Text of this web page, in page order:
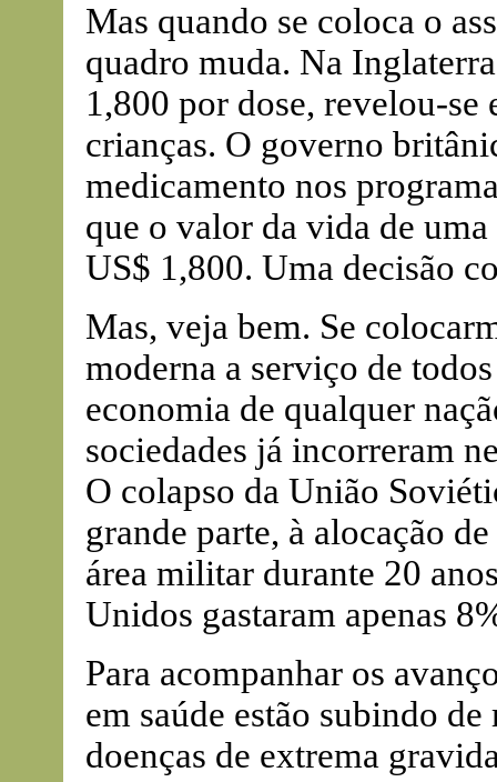
Mas quando se coloca o
quadro muda. Na
1,800 por dose, revelou-
crianças. O governo
medicamento nos
que o valor da vida de
US$ 1,800. Uma decisão
Mas, veja bem. Se
moderna a serviço de
economia de qualquer
sociedades já incorreram
O colapso da União
grande parte, à alocação
área militar durante 20
Unidos gastaram apenas
Para acompanhar os
em saúde estão subindo
doenças de extrema